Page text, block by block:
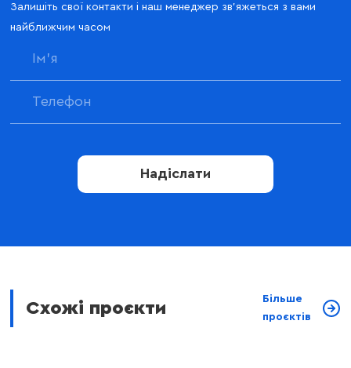
Залишіть свої контакти і наш менеджер зв'яжеться з вами
найближчим часом
Надіслати
Схожі проєкти
Більше
проєктів